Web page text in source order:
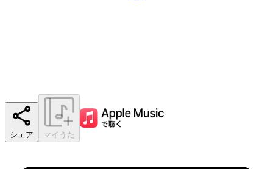
シェア マイうた